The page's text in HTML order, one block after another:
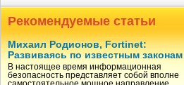
Рекомендуемые статьи
Михаил Родионов, Fortinet:
Развиваясь по известным законам
В настоящее время информационная
безопасность представляет собой вполне